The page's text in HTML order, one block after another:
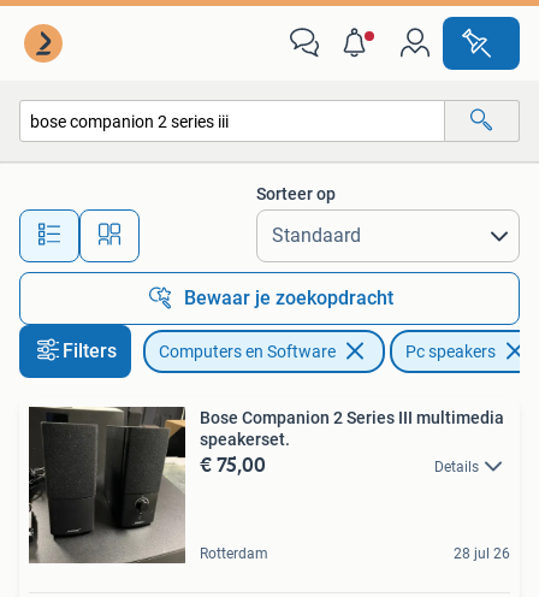
Alle afstanden…
Sorteer op
Bewaar je zoekopdracht
Filters Computers en Software Pc speakers
Bose Companion 2 Series III multimedia
speakerset.
€ 75,00 Details
Rotterdam 28 jul 26